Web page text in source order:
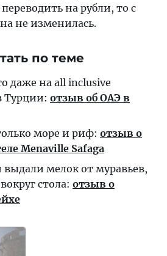
на рубли, то с
не изменилась.
по теме
даже на all inclusive
Турции: отзыв об ОАЭ в
море и риф: отзыв о
Menaville Safaga
выдали мелок от муравьев,
стола: отзыв о